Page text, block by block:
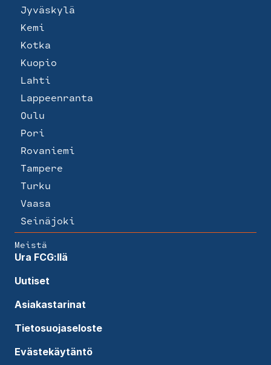
Jyväskylä
Kemi
Kotka
Kuopio
Lahti
Lappeenranta
Oulu
Pori
Rovaniemi
Tampere
Turku
Vaasa
Seinäjoki
Meistä
Ura FCG:llä
Uutiset
Asiakastarinat
Tietosuojaseloste
Evästekäytäntö